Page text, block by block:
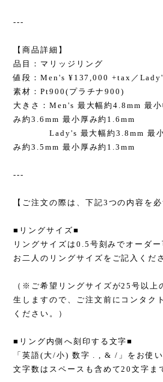
---
【商品詳細】
品目：マリッジリング
値段：Men's ¥137,000 +tax／
素材：Pt900(プラチナ900)
大きさ：Men's 最大幅約4.8mm 最
み約3.6mm 最小厚み約1.6mm
Lady's 最大幅約3.8mm 最小
み約3.5mm 最小厚み約1.3mm
---
【ご注文の際は、下記3つの内容を
■リングサイズ■
リングサイズは0.5号刻みでオーダー
お二人のリングサイズをご記入くだ
（※ご希望リングサイズが25号以上
生しますので、ご注文前にコンタク
ください。）
■リング内側へ刻印する文字■
「英語(大/小) 数字 . , & /」をお使い
文字数はスペースも含めて20文字ま